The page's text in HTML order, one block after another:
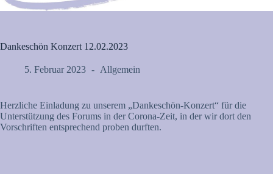
Dankeschön Konzert 12.02.2023
5. Februar 2023 Allgemein
Herzliche Einladung zu unserem „Dankeschön-Konzert“ für die
Unterstützung des Forums in der Corona-Zeit, in der wir dort den
Vorschriften entsprechend proben durften.